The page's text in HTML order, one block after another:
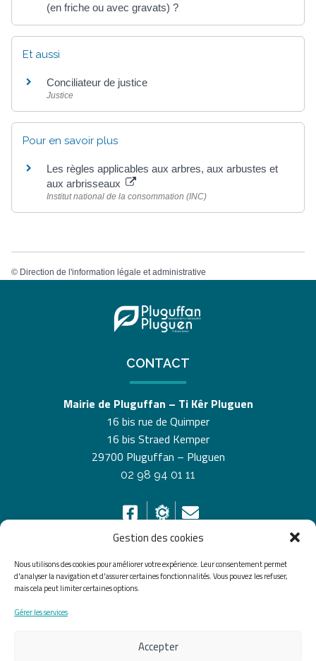
Gestion des cookies
Nous utilisons des cookies pour améliorer votre expérience. Leur consentement permet
d'analyser la navigation et d'assurer certaines fonctionnalités. Vous pouvez les refuser,
mais cela peut limiter certaines options.
Gérer les services
Accepter
(en friche ou avec gravats) ?
Et aussi
Conciliateur de justice
Justice
Pour en savoir plus
Les règles applicables aux arbres, aux arbustes et
aux arbrisseaux
Institut national de la consommation (INC)
© Direction de l'information légale et administrative
CONTACT
Mairie de Pluguffan – Ti Kêr Pluguen
16 bis rue de Quimper
16 bis Straed Kemper
29700 Pluguffan – Pluguen
02 98 94 01 11
HORAIRES D’OUVERTURE
Du lundi au vendredi de 8h30 à 12h30 et de 13h30 à
Accessibilité